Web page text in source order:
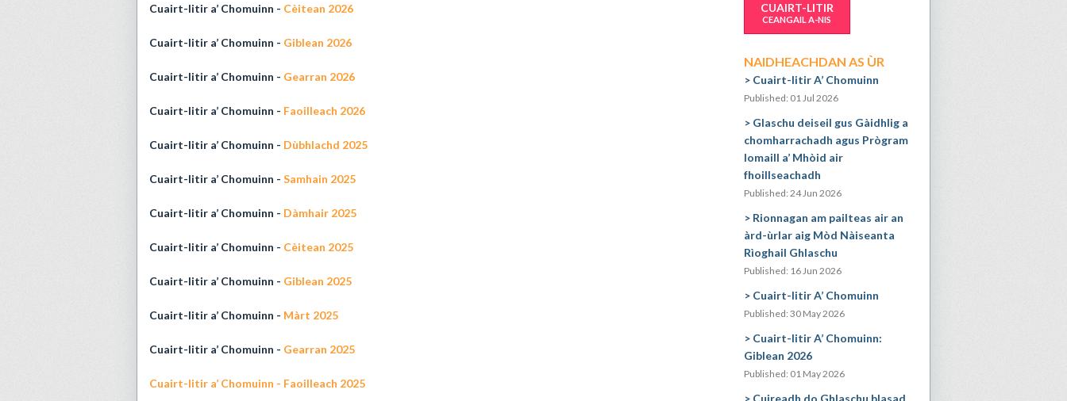
Cuairt-litir a’ Chomuinn - Cèitean 2026
Cuairt-litir a’ Chomuinn - Giblean 2026
Cuairt-litir a’ Chomuinn - Gearran 2026
Cuairt-litir a’ Chomuinn - Faoilleach 2026
Cuairt-litir a’ Chomuinn - Dùbhlachd 2025
Cuairt-litir a’ Chomuinn - Samhain 2025
Cuairt-litir a’ Chomuinn - Dàmhair 2025
Cuairt-litir a’ Chomuinn - Cèitean 2025
Cuairt-litir a’ Chomuinn - Giblean 2025
Cuairt-litir a’ Chomuinn - Màrt 2025
Cuairt-litir a’ Chomuinn - Gearran 2025
Cuairt-litir a’ Chomuinn - Faoilleach 2025
CUAIRT-LITIR
CEANGAIL A-NIS
NAIDHEACHDAN AS ÙR
Cuairt-litir A’ Chomuinn
Published: 01 Jul 2026
Glaschu deiseil gus Gàidhlig a
chomharrachadh agus Prògram
Iomaill a’ Mhòid air
fhoillseachadh
Published: 24 Jun 2026
Rionnagan am pailteas air an
àrd-ùrlar aig Mòd Nàiseanta
Rìoghail Ghlaschu
Published: 16 Jun 2026
Cuairt-litir A’ Chomuinn
Published: 30 May 2026
Cuairt-litir A’ Chomuinn:
Giblean 2026
Published: 01 May 2026
Cuireadh do Ghlaschu blasad